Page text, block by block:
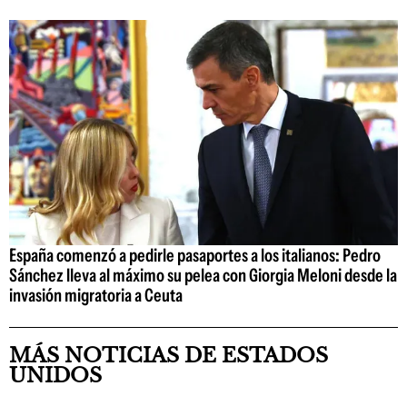
España comenzó a pedirle pasaportes a los italianos: Pedro
Sánchez lleva al máximo su pelea con Giorgia Meloni desde la
invasión migratoria a Ceuta
MÁS NOTICIAS DE ESTADOS
UNIDOS